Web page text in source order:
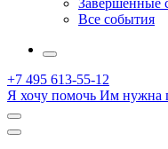
Завершенные
Все события
More
+7 495 613-55-12
Я хочу помочь Им нужна
Открыть
поиск
Профиль